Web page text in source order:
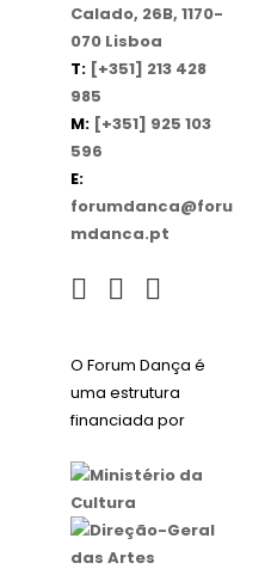
Calado, 26B, 1170-
070 Lisboa
T: [+351] 213 428
985
M: [+351] 925 103
596
E:
forumdanca@foru
mdanca.pt
O Forum Dança é
uma estrutura
financiada por